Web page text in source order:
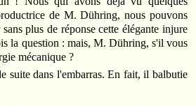
de M. Dühring, nous pouvons
plus de réponse cette élégante injure
la question : mais, M. Dühring, s'il vous
mécanique ?
suite dans l'embarras. En fait, il balbutie